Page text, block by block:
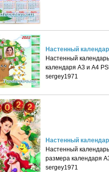
Настенный
Настенный
календаря А3 и А4
sergey1971
Настенный
Настенный
размера календаря
sergey1971